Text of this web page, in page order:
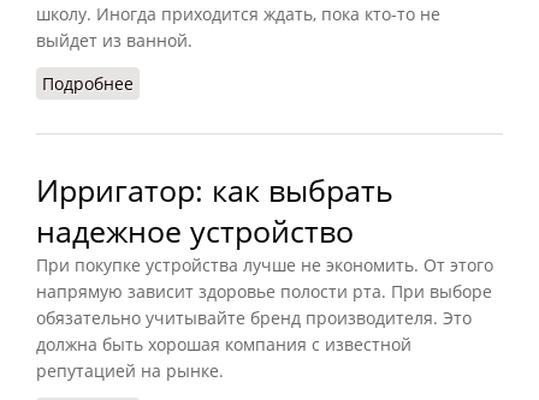
школу. Иногда приходится ждать, пока кто-то не
выйдет из ванной.
Подробнее
Ирригатор: как выбрать
надежное устройство
При покупке устройства лучше не экономить. От этого
напрямую зависит здоровье полости рта. При выборе
обязательно учитывайте бренд производителя. Это
должна быть хорошая компания с известной
репутацией на рынке.